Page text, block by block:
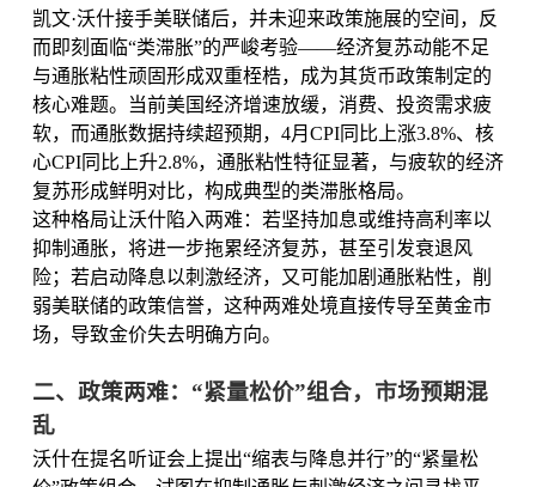
凯文·沃什接手美联储后，并未迎来政策施展的空间，反
而即刻面临“类滞胀”的严峻考验——经济复苏动能不足
与通胀粘性顽固形成双重桎梏，成为其货币政策制定的
核心难题。当前美国经济增速放缓，消费、投资需求疲
软，而通胀数据持续超预期，4月CPI同比上涨3.8%、核
心CPI同比上升2.8%，通胀粘性特征显著，与疲软的经济
复苏形成鲜明对比，构成典型的类滞胀格局。
这种格局让沃什陷入两难：若坚持加息或维持高利率以
抑制通胀，将进一步拖累经济复苏，甚至引发衰退风
险；若启动降息以刺激经济，又可能加剧通胀粘性，削
弱美联储的政策信誉，这种两难处境直接传导至黄金市
场，导致金价失去明确方向。
二、政策两难：“紧量松价”组合，市场预期混
乱
沃什在提名听证会上提出“缩表与降息并行”的“紧量松